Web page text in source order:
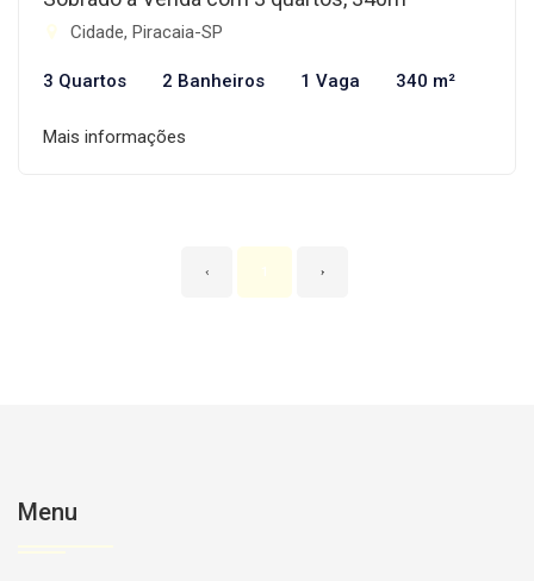
Cidade, Piracaia-SP
3 Quartos 2 Banheiros 1 Vaga 340 m²
Mais informações
‹ 1 ›
Menu